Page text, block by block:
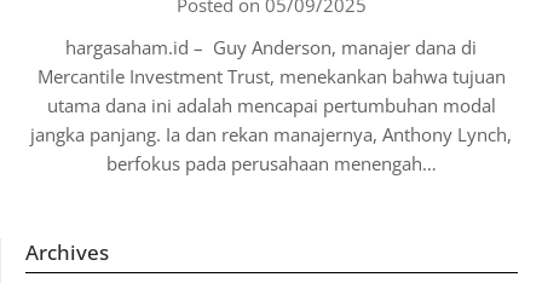
Posted on 05/09/2025
hargasaham.id – Guy Anderson, manajer dana di
Mercantile Investment Trust, menekankan bahwa tujuan
utama dana ini adalah mencapai pertumbuhan modal
jangka panjang. Ia dan rekan manajernya, Anthony Lynch,
berfokus pada perusahaan menengah…
Archives